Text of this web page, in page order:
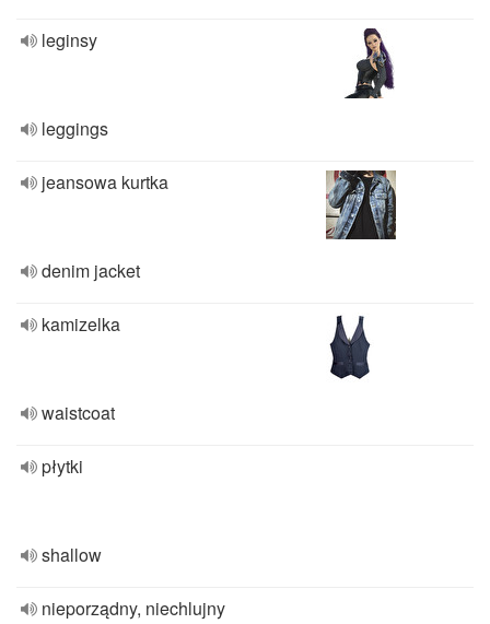
leginsy
leggings
jeansowa kurtka
denim jacket
kamizelka
waistcoat
płytki
shallow
nieporządny, niechlujny